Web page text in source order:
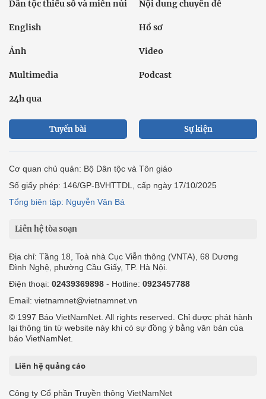
Dân tộc thiểu số và miền núi Nội dung chuyên đề
English Hồ sơ
Ảnh Video
Multimedia Podcast
24h qua
Tuyến bài Sự kiện
Cơ quan chủ quản: Bộ Dân tộc và Tôn giáo
Số giấy phép: 146/GP-BVHTTDL, cấp ngày 17/10/2025
Tổng biên tập: Nguyễn Văn Bá
Liên hệ tòa soạn
Địa chỉ: Tầng 18, Toà nhà Cục Viễn thông (VNTA), 68 Dương
Đình Nghệ, phường Cầu Giấy, TP. Hà Nội.
Điện thoại: 02439369898 - Hotline: 0923457788
Email: vietnamnet@vietnamnet.vn
© 1997 Báo VietNamNet. All rights reserved. Chỉ được phát hành
lại thông tin từ website này khi có sự đồng ý bằng văn bản của
báo VietNamNet.
Liên hệ quảng cáo
Công ty Cổ phần Truyền thông VietNamNet